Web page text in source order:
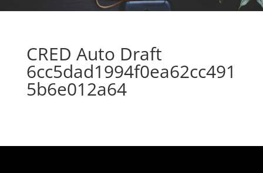
CRED Auto Draft
6cc5dad1994f0ea62cc491
5b6e012a64